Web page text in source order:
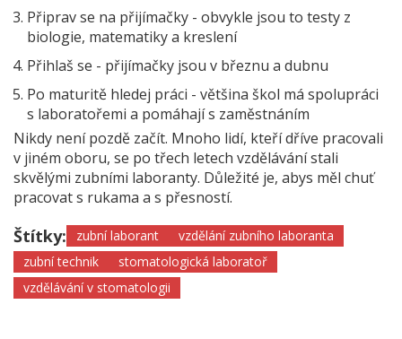
Připrav se na přijímačky - obvykle jsou to testy z
biologie, matematiky a kreslení
Přihlaš se - přijímačky jsou v březnu a dubnu
Po maturitě hledej práci - většina škol má spolupráci
s laboratořemi a pomáhají s zaměstnáním
Nikdy není pozdě začít. Mnoho lidí, kteří dříve pracovali
v jiném oboru, se po třech letech vzdělávání stali
skvělými zubními laboranty. Důležité je, abys měl chuť
pracovat s rukama a s přesností.
Štítky: zubní laborant
vzdělání zubního laboranta
zubní technik
stomatologická laboratoř
vzdělávání v stomatologii